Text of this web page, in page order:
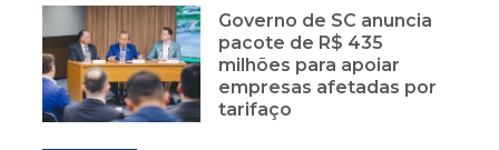
Governo de SC anuncia
pacote de R$ 435
milhões para apoiar
empresas afetadas por
tarifaço